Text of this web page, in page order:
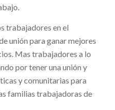
trabajadores en el
unión para ganar mejores
Mas trabajadores a lo
por tener una unión y
y comunitarias para
familias trabajadoras de